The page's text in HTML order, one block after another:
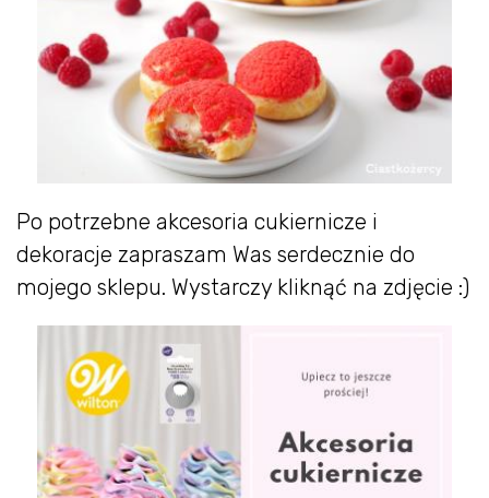
Po potrzebne akcesoria cukiernicze i
dekoracje zapraszam Was serdecznie do
mojego sklepu. Wystarczy kliknąć na zdjęcie :)